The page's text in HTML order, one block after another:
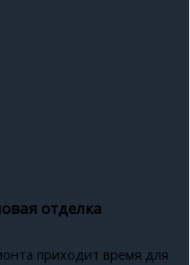
отделка
приходит время для